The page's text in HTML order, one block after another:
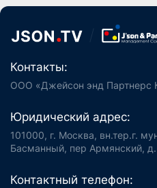
Контакты:
ООО «Джейсон энд Партнерс
Юридический адрес:
101000, г. Москва, вн.тер.г.
Басманный, пер Армянский, д.
Контактный телефон: